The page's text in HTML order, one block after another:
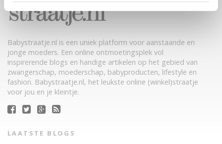
Babystraatje.nl is een uniek platform voor aanstaande en
jonge moeders. Een online ontmoetingsplek vol
inspirerende blogs en handige artikelen op het gebied van
zwangerschap, moederschap, babyproducten, lifestyle en
fashion. Babystraatje.nl, het leukste online (winkel)straatje
voor jou en je kleintje.
LAATSTE BLOGS